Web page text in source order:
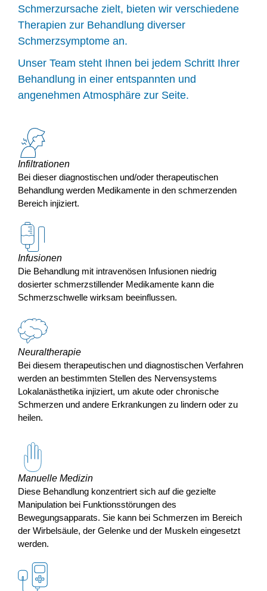
Schmerzursache zielt, bieten wir verschiedene
Therapien zur Behandlung diverser
Schmerzsymptome an.
Unser Team steht Ihnen bei jedem Schritt Ihrer
Behandlung in einer entspannten und
angenehmen Atmosphäre zur Seite.
Infiltrationen
Bei dieser diagnostischen und/oder therapeutischen
Behandlung werden Medikamente in den schmerzenden
Bereich injiziert.
Infusionen
Die Behandlung mit intravenösen Infusionen niedrig
dosierter schmerzstillender Medikamente kann die
Schmerzschwelle wirksam beeinflussen.
Neuraltherapie
Bei diesem therapeutischen und diagnostischen Verfahren
werden an bestimmten Stellen des Nervensystems
Lokalanästhetika injiziert, um akute oder chronische
Schmerzen und andere Erkrankungen zu lindern oder zu
heilen.
Manuelle Medizin
Diese Behandlung konzentriert sich auf die gezielte
Manipulation bei Funktionsstörungen des
Bewegungsapparats. Sie kann bei Schmerzen im Bereich
der Wirbelsäule, der Gelenke und der Muskeln eingesetzt
werden.